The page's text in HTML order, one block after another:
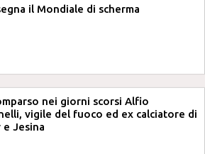
il Mondiale di scherma
nei giorni scorsi Alfio
vigile del fuoco ed ex calciatore di
Jesina